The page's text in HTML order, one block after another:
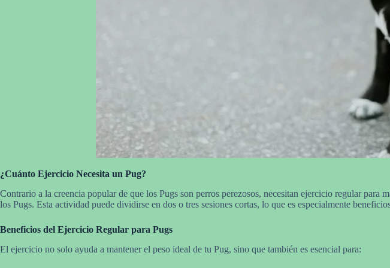
¿Cuánto Ejercicio Necesita un Pug?
Contrario a la creencia popular de que los Pugs son perros perezosos, necesitan ejercicio regular
los Pugs. Esta actividad puede dividirse en dos o tres sesiones cortas, lo que es especialmente
Beneficios del Ejercicio Regular para Pugs
El ejercicio no solo ayuda a mantener el peso ideal de tu Pug, sino que también es esencial para: